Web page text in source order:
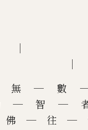
無 ─ 數
─ 智 ─
─ 往 ─